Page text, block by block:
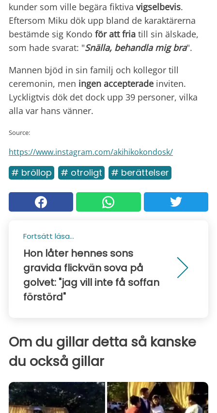
kunder som ville begära fiktiva vigselbevis.
Eftersom Miku dök upp bland de karaktärerna
bestämde sig Kondo för att fria till sin älskade,
som hade svarat: "Snälla, behandla mig bra".
Mannen bjöd in sin familj och kollegor till
ceremonin, men ingen accepterade inviten.
Lyckligtvis dök det dock upp 39 personer, vilka
alla var hans vänner.
Source:
https://www.instagram.com/akihikokondosk/
# bröllop # otroligt # berättelser
Fortsätt läsa...
Hon låter hennes sons
gravida flickvän sova på
golvet: "jag vill inte få soffan
förstörd"
Om du gillar detta så kanske
du också gillar